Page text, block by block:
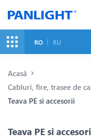
RO RU
Acasă
Cabluri, fire, trasee de
Teava PE si accesorii
Teava PE si